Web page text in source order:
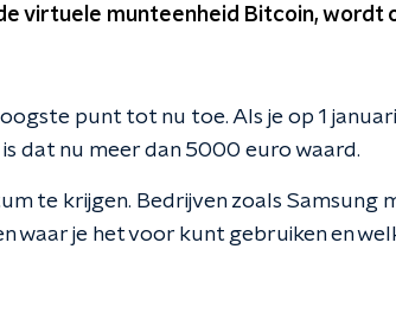
virtuele munteenheid Bitcoin, wordt
punt tot nu toe. Als je op 1
dat nu meer dan 5000 euro waard.
te krijgen. Bedrijven zoals Samsung
waar je het voor kunt gebruiken en